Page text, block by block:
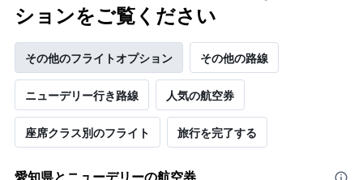
ションをご覧ください
その他のフライトオプション その他の路線
ニューデリー​行き路線 人気の航空券
座席クラス別のフライト 旅行を完了する
愛知県​とニューデリーの航空券